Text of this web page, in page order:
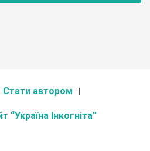
Стати автором
“Україна Інкогніта”